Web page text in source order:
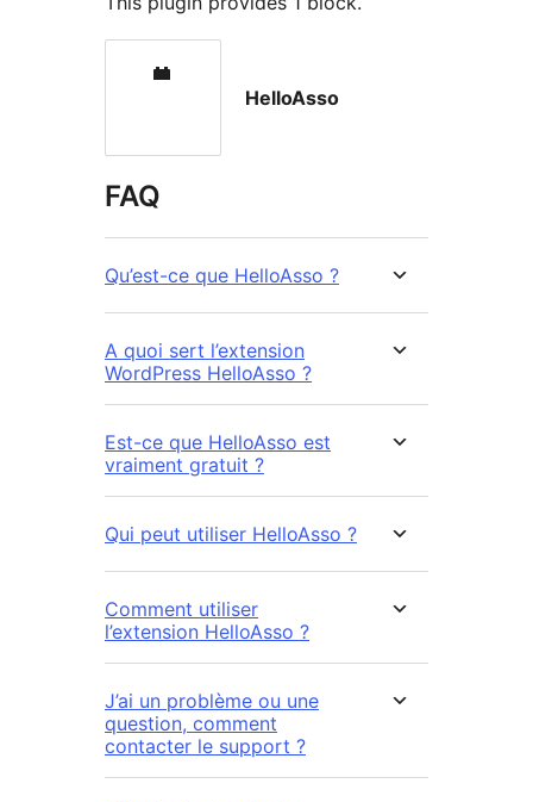
HelloAsso
FAQ
Qu’est-ce que HelloAsso ?
A quoi sert l’extension
WordPress HelloAsso ?
Est-ce que HelloAsso est
vraiment gratuit ?
Qui peut utiliser HelloAsso ?
Comment utiliser
l’extension HelloAsso ?
J’ai un problème ou une
question, comment
contacter le support ?